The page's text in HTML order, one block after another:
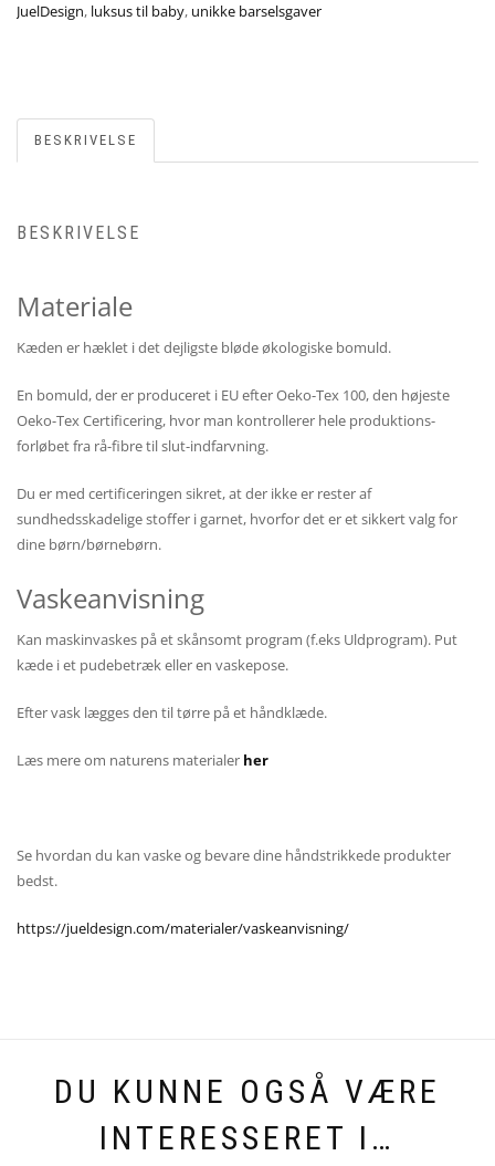
JuelDesign, luksus til baby, unikke barselsgaver
BESKRIVELSE
BESKRIVELSE
Materiale
Kæden er hæklet i det dejligste bløde økologiske bomuld.
En bomuld, der er produceret i EU efter Oeko-Tex 100, den højeste
Oeko-Tex Certificering, hvor man kontrollerer hele produktions-
forløbet fra rå-fibre til slut-indfarvning.
Du er med certificeringen sikret, at der ikke er rester af
sundhedsskadelige stoffer i garnet, hvorfor det er et sikkert valg for
dine børn/børnebørn.
Vaskeanvisning
Kan maskinvaskes på et skånsomt program (f.eks Uldprogram). Put
kæde i et pudebetræk eller en vaskepose.
Efter vask lægges den til tørre på et håndklæde.
Læs mere om naturens materialer her
Se hvordan du kan vaske og bevare dine håndstrikkede produkter
bedst.
https://jueldesign.com/materialer/vaskeanvisning/
DU KUNNE OGSÅ VÆRE
INTERESSERET I…